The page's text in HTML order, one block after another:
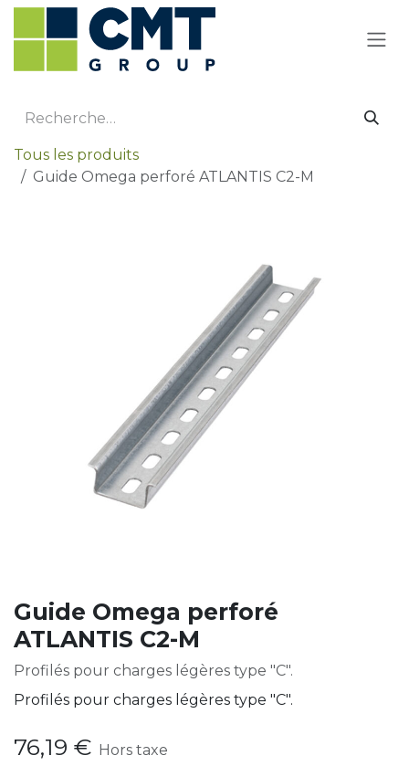
Se rendre au contenu
Tous les produits
Guide Omega perforé ATLANTIS C2-M
Guide Omega perforé
ATLANTIS C2-M
Profilés pour charges légères type "C".
Profilés pour charges légères type "C".
76,19 € Hors taxe